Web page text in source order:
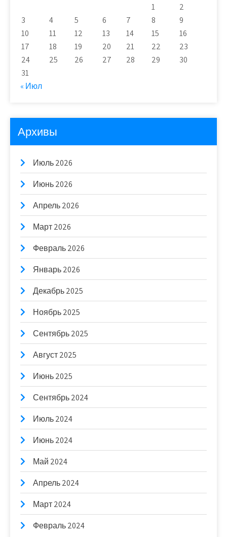
1
2
3
4 5 6 7 8
9
10
11 12 13 14 15
16
17
18 19 20 21 22
23
24
25 26 27 28 29
30
31
« Июл
Архивы
Июль 2026
Июнь 2026
Апрель 2026
Март 2026
Февраль 2026
Январь 2026
Декабрь 2025
Ноябрь 2025
Сентябрь 2025
Август 2025
Июнь 2025
Сентябрь 2024
Июль 2024
Июнь 2024
Май 2024
Апрель 2024
Март 2024
Февраль 2024